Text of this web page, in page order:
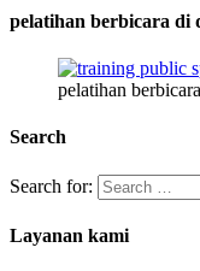
pelatihan berbicara di
pelatihan
Search
Search for:
Layanan kami